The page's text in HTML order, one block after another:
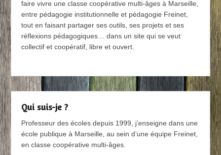
faire vivre une classe coopérative multi-âges à Marseille,
entre pédagogie institutionnelle et pédagogie Freinet,
tout en faisant partager ses outils, ses projets et ses
réflexions pédagogiques… dans un site qui se veut
collectif et coopératif, libre et ouvert.
Qui suis-je ?
Professeur des écoles depuis 1999, j’enseigne dans une
école publique à Marseille, au sein d’une équipe Freinet,
en classe coopérative multi-âges.